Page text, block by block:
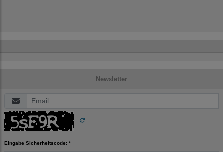
Newsletter
Eingabe Sicherheitscode: *